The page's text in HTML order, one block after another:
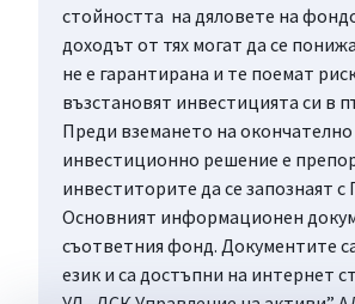
стойността на дяловете на
доходът от тях могат да се
не е гарантирана и те поемат
възстановят инвестицията си в
Преди вземането на окончателно
инвестиционно решение е
инвеститорите да се запознаят с
Основният информационен
съответния фонд. Документите
език и са достъпни на интернет